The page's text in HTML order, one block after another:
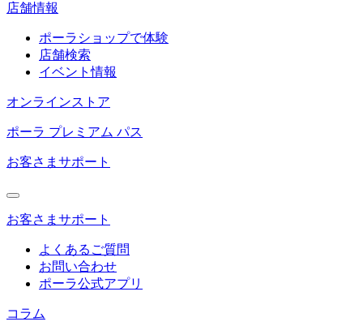
店舗情報
ポーラショップで体験
店舗検索
イベント情報
オンラインストア
ポーラ プレミアム パス
お客さまサポート
お客さまサポート
よくあるご質問
お問い合わせ
ポーラ公式アプリ
コラム